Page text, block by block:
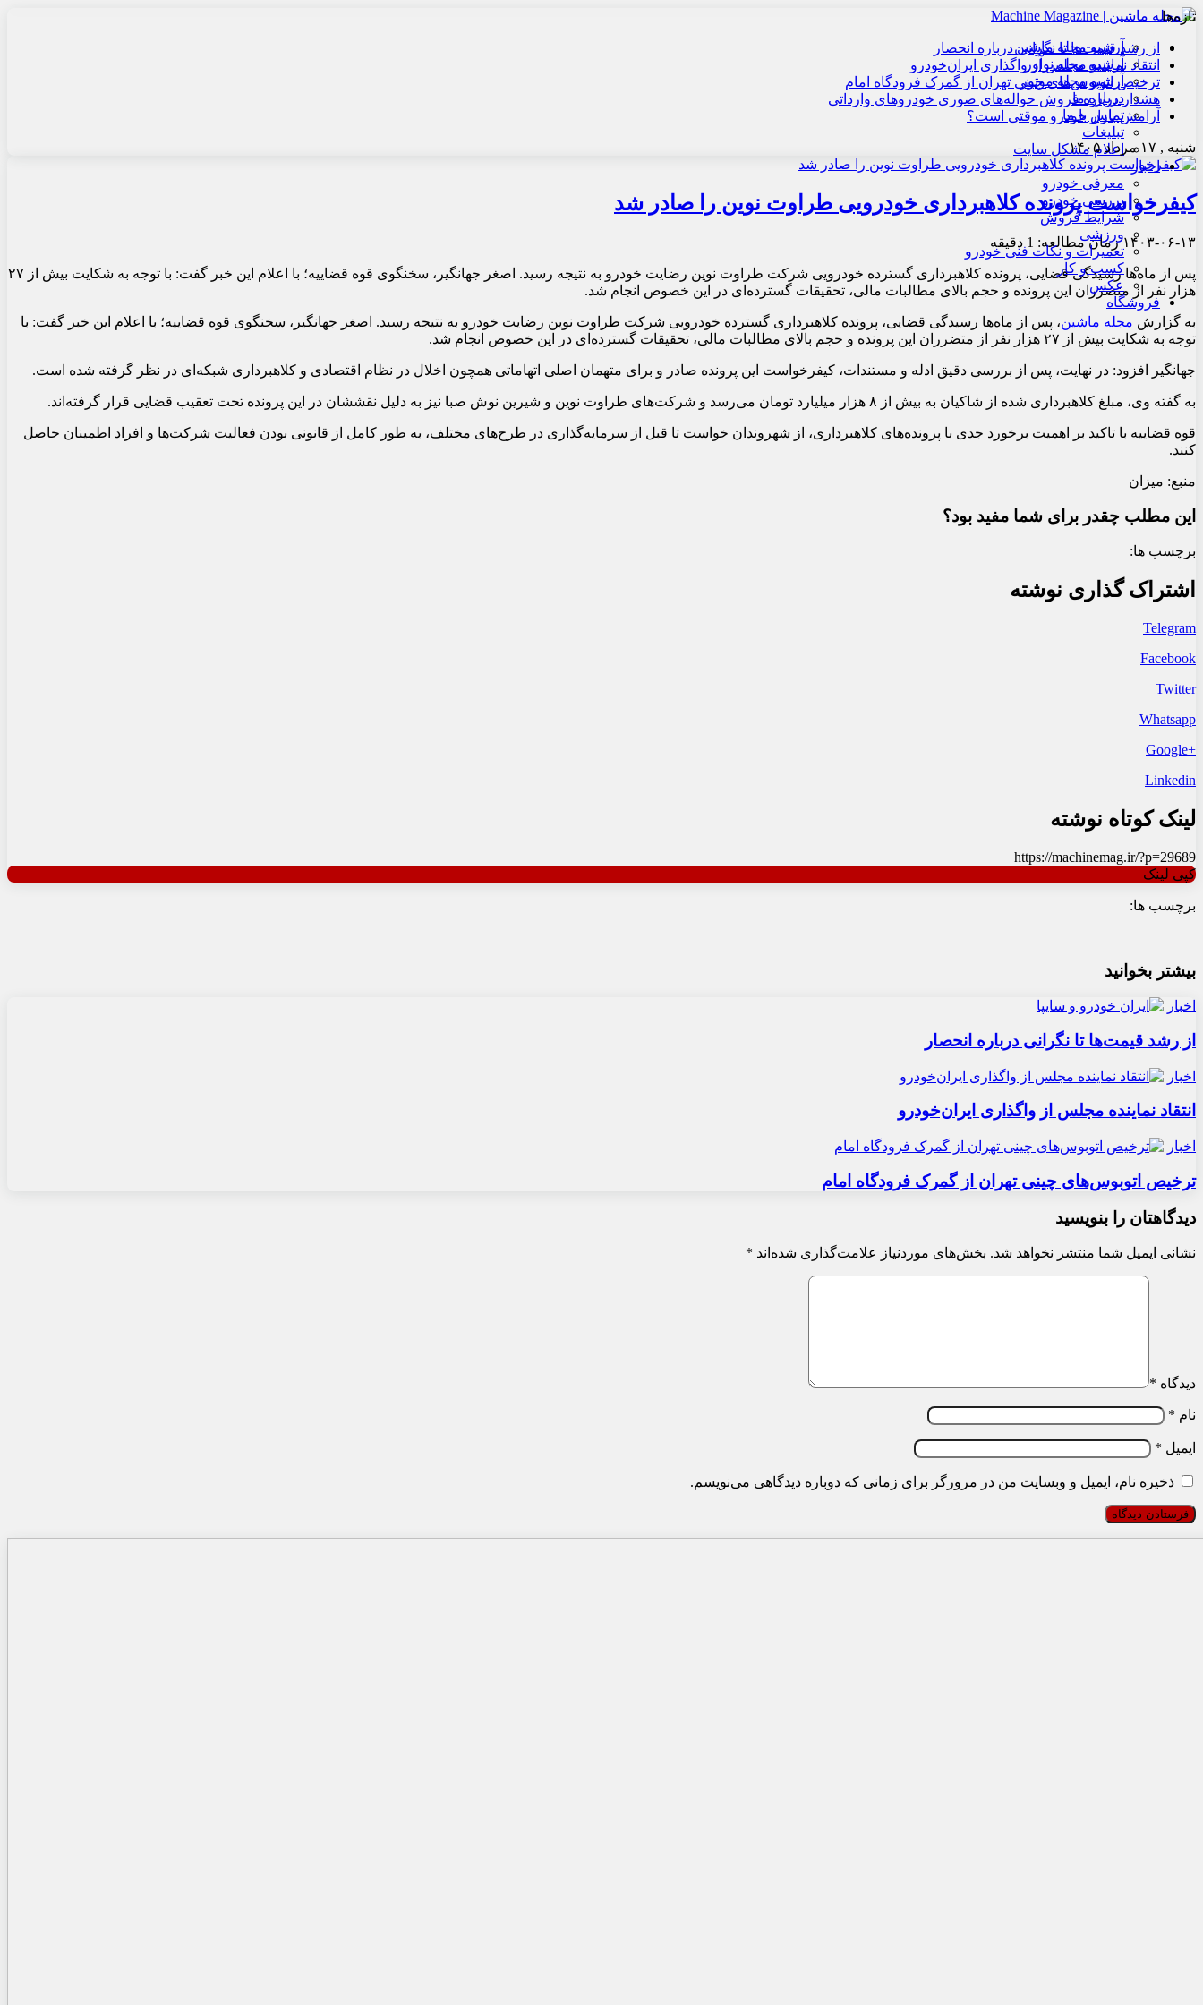
آرشیو مجله ماشین
آرشیو مجله نوآور
آرشیو مجله موتور
درباره ما
تماس با ما
تبلیغات
اعلام مشکل سایت
اخبار
معرفی خودرو
بررسی خودرو
شرایط فروش
ورزشی
تعمیرات و نکات فنی خودرو
کسب و کار
عکس
فروشگاه
تازه‌ها
از رشد قیمت‌ها تا نگرانی درباره انحصار
انتقاد نماینده مجلس از واگذاری ایران‌خودرو
ترخیص اتوبوس‌های چینی تهران از گمرک فرودگاه امام
هشدار درباره فروش حواله‌های صوری خودروهای وارداتی
آرامش بازار خودرو موقتی است؟
شنبه , ۱۷ مرداد ۱۴۰۵
کیفرخواست پرونده کلاهبرداری خودرویی طراوت نوین را صادر شد
۱۴۰۳-۰۶-۱۳زمان مطالعه: 1 دقیقه
پس از ماه‌ها رسیدگی قضایی، پرونده کلاهبرداری گسترده خودرویی شرکت طراوت نوین رضایت خودرو به نتیجه رسید. اصغر جهانگیر، سخنگوی قوه قضاییه؛ با اعلام این خبر گفت: با توجه به شکایت بیش از ۲۷
هزار نفر از متضرران این پرونده و حجم بالای مطالبات مالی، تحقیقات گسترده‌ای در این خصوص انجام شد.
به گزارش مجله ماشین، پس از ماه‌ها رسیدگی قضایی، پرونده کلاهبرداری گسترده خودرویی شرکت طراوت نوین رضایت خودرو به نتیجه رسید. اصغر جهانگیر، سخنگوی قوه قضاییه؛ با اعلام این خبر گفت: با
توجه به شکایت بیش از ۲۷ هزار نفر از متضرران این پرونده و حجم بالای مطالبات مالی، تحقیقات گسترده‌ای در این خصوص انجام شد.
جهانگیر افزود: در نهایت، پس از بررسی دقیق ادله و مستندات، کیفرخواست این پرونده صادر و برای متهمان اصلی اتهاماتی همچون اخلال در نظام اقتصادی و کلاهبرداری شبکه‌ای در نظر گرفته شده است.
به گفته وی، مبلغ کلاهبرداری شده از شاکیان به بیش از ۸ هزار میلیارد تومان می‌رسد و شرکت‌های طراوت نوین و شیرین نوش صبا نیز به دلیل نقششان در این پرونده تحت تعقیب قضایی قرار گرفته‌اند.
قوه قضاییه با تاکید بر اهمیت برخورد جدی با پرونده‌های کلاهبرداری، از شهروندان خواست تا قبل از سرمایه‌گذاری در طرح‌های مختلف، به طور کامل از قانونی بودن فعالیت شرکت‌ها و افراد اطمینان حاصل
کنند.
منبع: میزان
این مطلب چقدر برای شما مفید بود؟
برچسب ها:
اشتراک گذاری نوشته
Telegram
Facebook
Twitter
Whatsapp
+Google
Linkedin
لینک کوتاه نوشته
https://machinemag.ir/?p=29689
کپی لینک
برچسب ها:
بیشتر بخوانید
اخبار
از رشد قیمت‌ها تا نگرانی درباره انحصار
اخبار
انتقاد نماینده مجلس از واگذاری ایران‌خودرو
اخبار
ترخیص اتوبوس‌های چینی تهران از گمرک فرودگاه امام
دیدگاهتان را بنویسید
نشانی ایمیل شما منتشر نخواهد شد. بخش‌های موردنیاز علامت‌گذاری شده‌اند *
دیدگاه *
نام *
ایمیل *
ذخیره نام، ایمیل و وبسایت من در مرورگر برای زمانی که دوباره دیدگاهی می‌نویسم.